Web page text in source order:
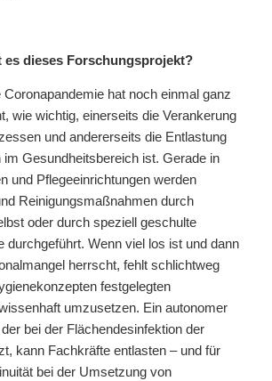
es dieses Forschungsprojekt?
hat noch einmal ganz
wie wichtig, einerseits die Verankerung
und andererseits die Entlastung
Gesundheitsbereich ist. Gerade in
und Pflegeeinrichtungen werden
Reinigungsmaßnahmen durch
oder durch speziell geschulte
durchgeführt. Wenn viel los ist und dann
herrscht, fehlt schlichtweg
festgelegten
umzusetzen. Ein autonomer
bei der Flächendesinfektion der
kann Fachkräfte entlasten – und für
bei der Umsetzung von